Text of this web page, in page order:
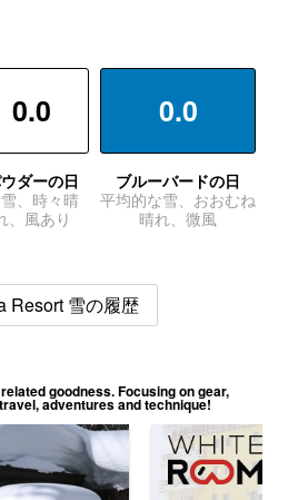
0.0
ダーの日
、時々晴
、風あり
0.0
ブルーバードの日
平均的な雪、おおむね
晴れ、微風
Resort 雪の履歴